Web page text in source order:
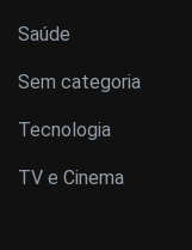
Saúde
Sem categoria
Tecnologia
TV e Cinema